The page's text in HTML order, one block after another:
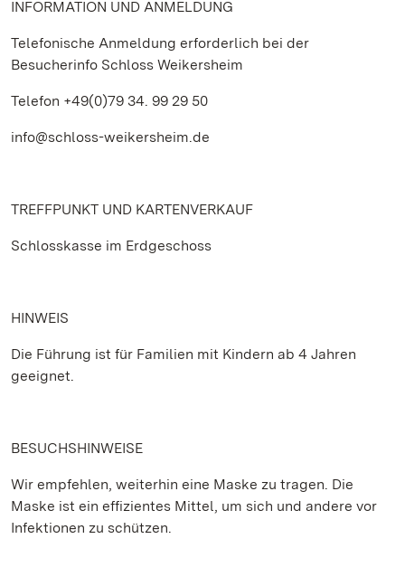
INFORMATION UND ANMELDUNG
Telefonische Anmeldung erforderlich bei der
Besucherinfo Schloss Weikersheim
Telefon +49(0)79 34. 99 29 50
info@schloss-weikersheim.de
TREFFPUNKT UND KARTENVERKAUF
Schlosskasse im Erdgeschoss
HINWEIS
Die Führung ist für Familien mit Kindern ab 4 Jahren
geeignet.
BESUCHSHINWEISE
Wir empfehlen, weiterhin eine Maske zu tragen. Die
Maske ist ein effizientes Mittel, um sich und andere vor
Infektionen zu schützen.